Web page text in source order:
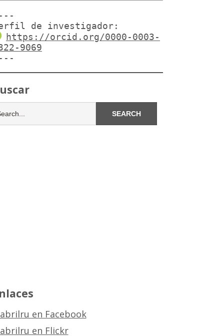
de investigador:
https://orcid.org/0000-0003-
9069
en Facebook
en Flickr